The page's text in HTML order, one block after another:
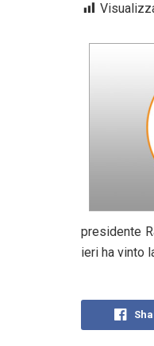
presidente
ieri ha vinto